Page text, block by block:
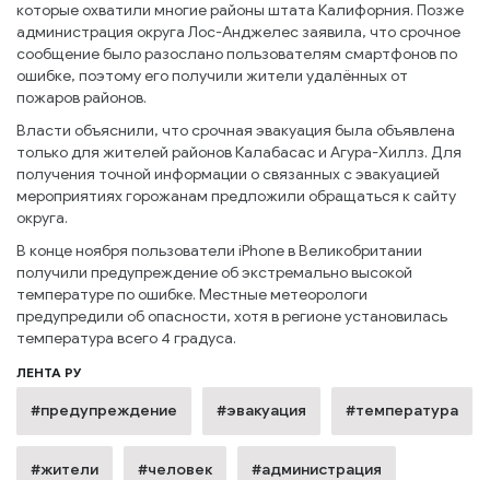
которые охватили многие районы штата Калифорния. Позже
администрация округа Лос-Анджелес заявила, что срочное
сообщение было разослано пользователям смартфонов по
ошибке, поэтому его получили жители удалённых от
пожаров районов.
Власти объяснили, что срочная эвакуация была объявлена
только для жителей районов Калабасас и Агура-Хиллз. Для
получения точной информации о связанных с эвакуацией
мероприятиях горожанам предложили обращаться к сайту
округа.
В конце ноября пользователи iPhone в Великобритании
получили предупреждение об экстремально высокой
температуре по ошибке. Местные метеорологи
предупредили об опасности, хотя в регионе установилась
температура всего 4 градуса.
ЛЕНТА РУ
#предупреждение #эвакуация #температура
#жители #человек #администрация